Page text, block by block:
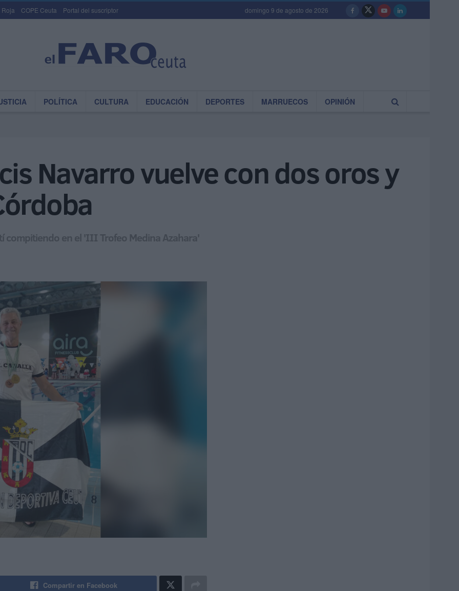
Roja COPE Ceuta Portal del suscriptor domingo 9 de agosto de 2026
POLÍTICA CULTURA EDUCACIÓN DEPORTES MARRUECOS OPINIÓN
Navarro vuelve con dos oros y
compitiendo en el 'III Trofeo Medina Azahara'
Compartir en Facebook